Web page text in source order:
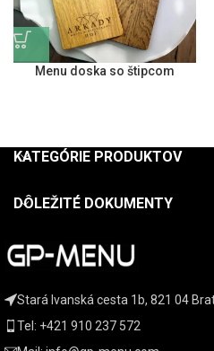
Menu doska so štipcom
KATEGÓRIE PRODUKTOV
DÔLEŽITÉ DOKUMENTY
Stará Ivanská cesta 1b, 821 04
Tel: +421 910 237 572